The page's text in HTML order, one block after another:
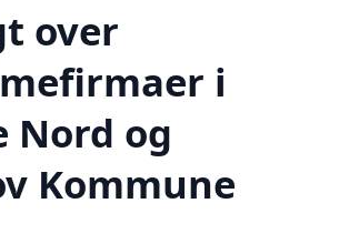
over
i
Nord og
Kommune